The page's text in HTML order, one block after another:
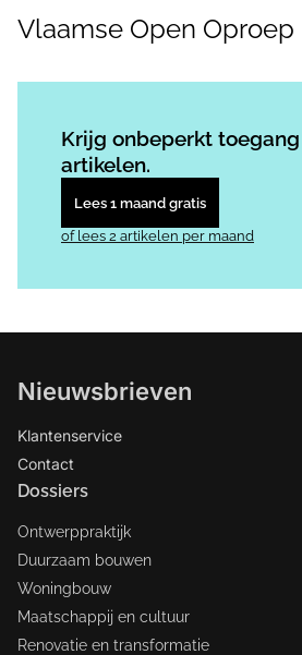
Vlaamse Open Oproep
Krijg onbeperkt
artikelen.
Lees 1 maand gratis
of lees 2 artikelen per maand
Nieuwsbrieven
Klantenservice
Contact
Dossiers
Ontwerppraktijk
Duurzaam bouwen
Woningbouw
Maatschappij en cultuur
Renovatie en transformatie